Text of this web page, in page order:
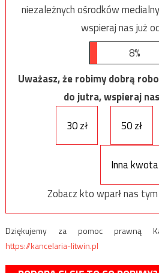
niezależnych ośrodków
wspieraj nas już
8%
Uważasz, że robimy dobrą
do jutra, wspieraj
30 zł
50 zł
Inna kwota
Zobacz kto wparł nas tym
Dziękujemy za pomoc prawną
https://kancelaria-litwin.pl